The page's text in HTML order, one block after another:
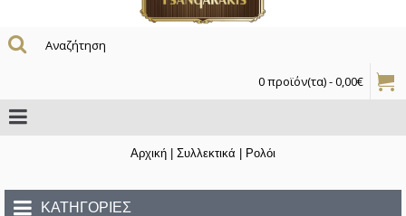
0 προϊόν(τα) - 0,00€
Αρχική | Συλλεκτικά | Ρολόι
ΚΑΤΗΓΟΡΊΕΣ